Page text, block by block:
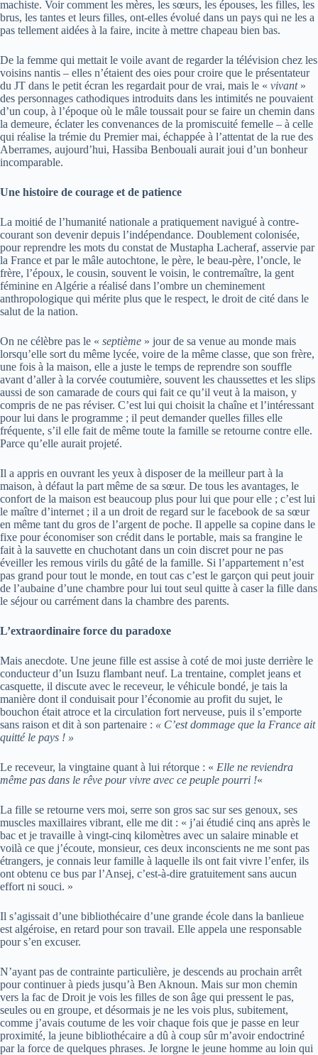
machiste. Voir comment les mères, les sœurs, les épouses, les filles, les
brus, les tantes et leurs filles, ont-elles évolué dans un pays qui ne les a
pas tellement aidées à la faire, incite à mettre chapeau bien bas.
De la femme qui mettait le voile avant de regarder la télévision chez les
voisins nantis – elles n’étaient des oies pour croire que le présentateur
du JT dans le petit écran les regardait pour de vrai, mais le « vivant»
des personnages cathodiques introduits dans les intimités ne pouvaient
d’un coup, à l’époque où le mâle toussait pour se faire un chemin dans
la demeure, éclater les convenances de la promiscuité femelle – à celle
qui réalise la trémie du Premier mai, échappée à l’attentat de la rue des
Aberrames, aujourd’hui, Hassiba Benbouali aurait joui d’un bonheur
incomparable.
Une histoire de courage et de patience
La moitié de l’humanité nationale a pratiquement navigué à contre-
courant son devenir depuis l’indépendance. Doublement colonisée,
pour reprendre les mots du constat de Mustapha Lacheraf, asservie par
la France et par le mâle autochtone, le père, le beau-père, l’oncle, le
frère, l’époux, le cousin, souvent le voisin, le contremaître, la gent
féminine en Algérie a réalisé dans l’ombre un cheminement
anthropologique qui mérite plus que le respect, le droit de cité dans le
salut de la nation.
On ne célèbre pas le « septième » jour de sa venue au monde mais
lorsqu’elle sort du même lycée, voire de la même classe, que son frère,
une fois à la maison, elle a juste le temps de reprendre son souffle
avant d’aller à la corvée coutumière, souvent les chaussettes et les slips
aussi de son camarade de cours qui fait ce qu’il veut à la maison, y
compris de ne pas réviser. C’est lui qui choisit la chaîne et l’intéressant
pour lui dans le programme ; il peut demander quelles filles elle
fréquente, s’il elle fait de même toute la famille se retourne contre elle.
Parce qu’elle aurait projeté.
Il a appris en ouvrant les yeux à disposer de la meilleur part à la
maison, à défaut la part même de sa sœur. De tous les avantages, le
confort de la maison est beaucoup plus pour lui que pour elle ; c’est lui
le maître d’internet ; il a un droit de regard sur le facebook de sa sœur
en même tant du gros de l’argent de poche. Il appelle sa copine dans le
fixe pour économiser son crédit dans le portable, mais sa frangine le
fait à la sauvette en chuchotant dans un coin discret pour ne pas
éveiller les remous virils du gâté de la famille. Si l’appartement n’est
pas grand pour tout le monde, en tout cas c’est le garçon qui peut jouir
de l’aubaine d’une chambre pour lui tout seul quitte à caser la fille dans
le séjour ou carrément dans la chambre des parents.
L’extraordinaire force du paradoxe
Mais anecdote. Une jeune fille est assise à coté de moi juste derrière le
conducteur d’un Isuzu flambant neuf. La trentaine, complet jeans et
casquette, il discute avec le receveur, le véhicule bondé, je tais la
manière dont il conduisait pour l’économie au profit du sujet, le
bouchon était atroce et la circulation fort nerveuse, puis il s’emporte
sans raison et dit à son partenaire : « C’est dommage que la France ait
quitté le pays ! »
Le receveur, la vingtaine quant à lui rétorque : « Elle ne reviendra
même pas dans le rêve pour vivre avec ce peuple pourri !«
La fille se retourne vers moi, serre son gros sac sur ses genoux, ses
muscles maxillaires vibrant, elle me dit : « j’ai étudié cinq ans après le
bac et je travaille à vingt-cinq kilomètres avec un salaire minable et
voilà ce que j’écoute, monsieur, ces deux inconscients ne me sont pas
étrangers, je connais leur famille à laquelle ils ont fait vivre l’enfer, ils
ont obtenu ce bus par l’Ansej, c’est-à-dire gratuitement sans aucun
effort ni souci. »
Il s’agissait d’une bibliothécaire d’une grande école dans la banlieue
est algéroise, en retard pour son travail. Elle appela une responsable
pour s’en excuser.
N’ayant pas de contrainte particulière, je descends au prochain arrêt
pour continuer à pieds jusqu’à Ben Aknoun. Mais sur mon chemin
vers la fac de Droit je vois les filles de son âge qui pressent le pas,
seules ou en groupe, et désormais je ne les vois plus, subitement,
comme j’avais coutume de les voir chaque fois que je passe en leur
proximité, la jeune bibliothécaire a dû à coup sûr m’avoir endoctriné
par la force de quelques phrases. Je lorgne le jeune homme au loin qui